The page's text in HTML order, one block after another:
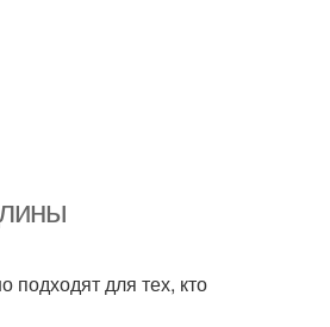
подходят для тех, кто